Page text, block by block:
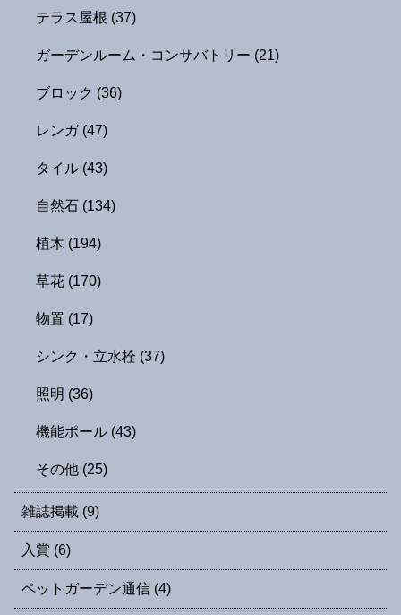
テラス屋根 (37)
ガーデンルーム・コンサバトリー (21)
ブロック (36)
レンガ (47)
タイル (43)
自然石 (134)
植木 (194)
草花 (170)
物置 (17)
シンク・立水栓 (37)
照明 (36)
機能ポール (43)
その他 (25)
雑誌掲載 (9)
入賞 (6)
ペットガーデン通信 (4)